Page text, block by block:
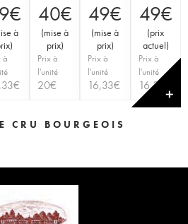
€
à
)
à
€
40€
(mise à
prix)
Prix à
l'unité
20€
49€
(mise à
prix)
Prix à
l'unité
16,33€
49€
(prix
actuel)
Prix à
l'unité
16,33
✕
CRU BOURGEOIS